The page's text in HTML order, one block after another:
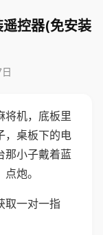
控器(免安装
将机，底板里
，桌板下的电
那小子戴着蓝
炮。
取一对一指